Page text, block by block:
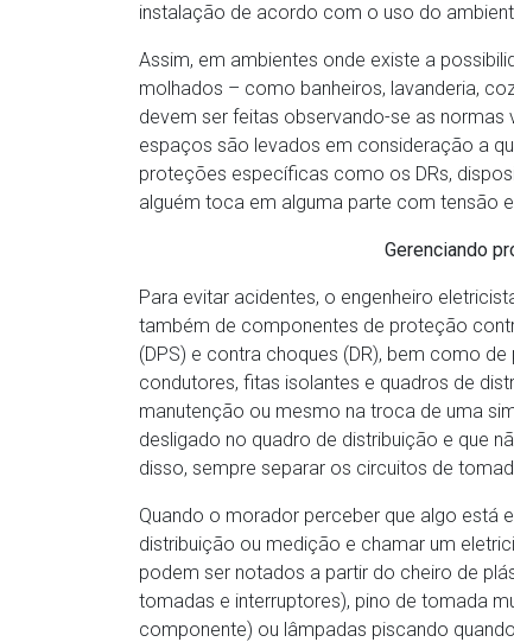
instalação de acordo com o uso do
Assim, em ambientes onde existe a
molhados – como banheiros, lavanderia,
devem ser feitas observando-se as
espaços são levados em consideração a
proteções específicas como os DRs,
alguém toca em alguma parte com tensão
Gerenciando
Para evitar acidentes, o engenheiro
também de componentes de proteção
(DPS) e contra choques (DR), bem como
condutores, fitas isolantes e quadros de
manutenção ou mesmo na troca de uma
desligado no quadro de distribuição e que
disso, sempre separar os circuitos de
Quando o morador perceber que algo está
distribuição ou medição e chamar um
podem ser notados a partir do cheiro de
tomadas e interruptores), pino de tomada
componente) ou lâmpadas piscando